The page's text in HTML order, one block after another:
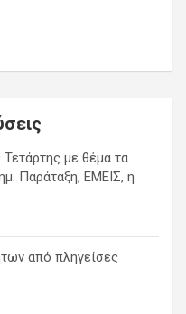
με θέμα τα
Παράταξη, ΕΜΕΙΣ, η
από πληγείσες